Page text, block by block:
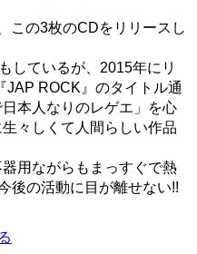
この3枚のCDをリリースし
しているが、2015年にリ
JAP ROCK』のタイトル通
本人なりのレゲエ」を心
々しくて人間らしい作品
用ながらもまっすぐで熱
後の活動に目が離せない!!